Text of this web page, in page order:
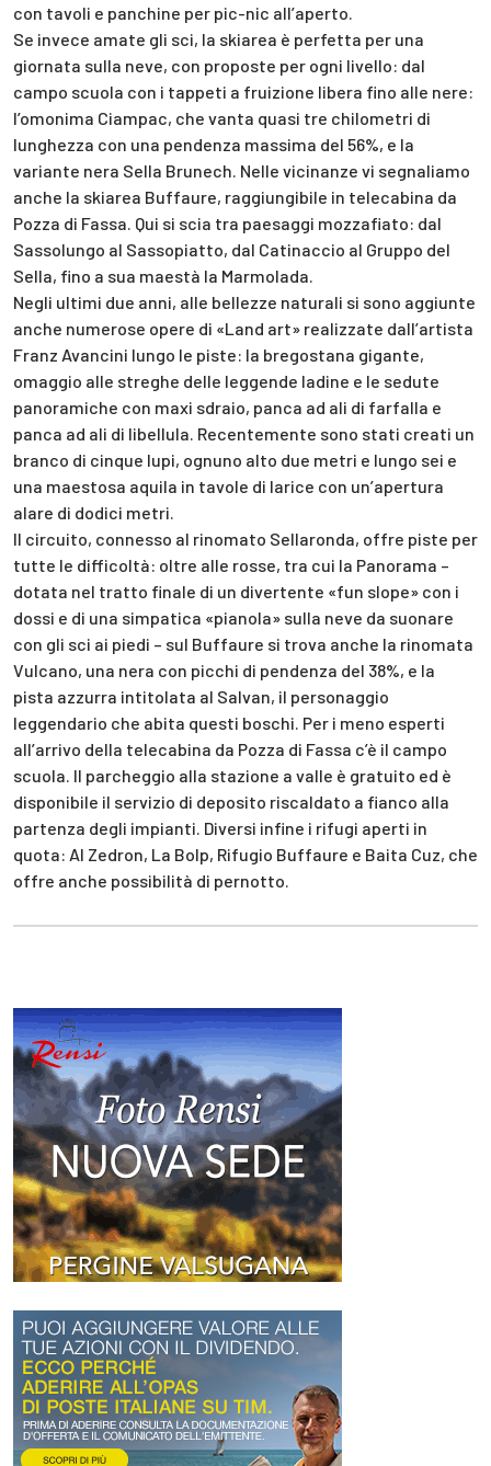
con tavoli e panchine per pic-nic all’aperto.
Se invece amate gli sci, la skiarea è perfetta per una
giornata sulla neve, con proposte per ogni livello: dal
campo scuola con i tappeti a fruizione libera fino alle nere:
l’omonima Ciampac, che vanta quasi tre chilometri di
lunghezza con una pendenza massima del 56%, e la
variante nera Sella Brunech. Nelle vicinanze vi segnaliamo
anche la skiarea Buffaure, raggiungibile in telecabina da
Pozza di Fassa. Qui si scia tra paesaggi mozzafiato: dal
Sassolungo al Sassopiatto, dal Catinaccio al Gruppo del
Sella, fino a sua maestà la Marmolada.
Negli ultimi due anni, alle bellezze naturali si sono aggiunte
anche numerose opere di «Land art» realizzate dall’artista
Franz Avancini lungo le piste: la bregostana gigante,
omaggio alle streghe delle leggende ladine e le sedute
panoramiche con maxi sdraio, panca ad ali di farfalla e
panca ad ali di libellula. Recentemente sono stati creati un
branco di cinque lupi, ognuno alto due metri e lungo sei e
una maestosa aquila in tavole di larice con un’apertura
alare di dodici metri.
Il circuito, connesso al rinomato Sellaronda, offre piste per
tutte le difficoltà: oltre alle rosse, tra cui la Panorama –
dotata nel tratto finale di un divertente «fun slope» con i
dossi e di una simpatica «pianola» sulla neve da suonare
con gli sci ai piedi – sul Buffaure si trova anche la rinomata
Vulcano, una nera con picchi di pendenza del 38%, e la
pista azzurra intitolata al Salvan, il personaggio
leggendario che abita questi boschi. Per i meno esperti
all’arrivo della telecabina da Pozza di Fassa c’è il campo
scuola. Il parcheggio alla stazione a valle è gratuito ed è
disponibile il servizio di deposito riscaldato a fianco alla
partenza degli impianti. Diversi infine i rifugi aperti in
quota: Al Zedron, La Bolp, Rifugio Buffaure e Baita Cuz, che
offre anche possibilità di pernotto.